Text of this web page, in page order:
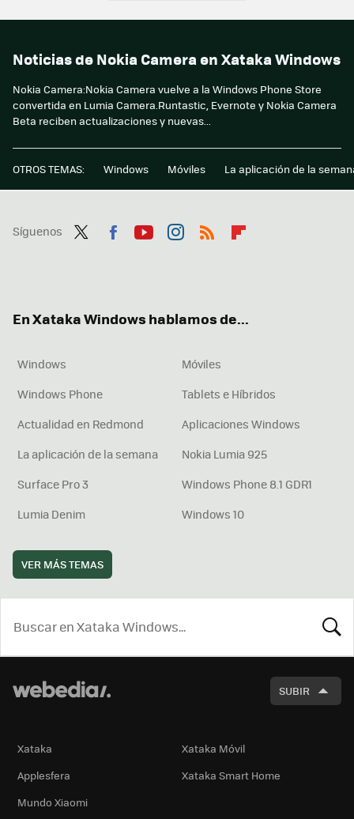
Noticias de Nokia Camera en Xataka Windows
Nokia Camera:Nokia Camera vuelve a la Windows Phone Store
convertida en Lumia Camera.Runtastic, Evernote y Nokia Camera
Beta reciben actualizaciones y nuevas...
OTROS TEMAS: Windows Móviles La aplicación de la
Síguenos
En Xataka Windows hablamos de...
Windows
Móviles
Windows Phone
Tablets e Híbridos
Actualidad en Redmond
Aplicaciones Windows
La aplicación de la semana
Nokia Lumia 925
Surface Pro 3
Windows Phone 8.1 GDR1
Lumia Denim
Windows 10
VER MÁS TEMAS
SUBIR
Xataka
Xataka Móvil
Applesfera
Xataka Smart Home
Mundo Xiaomi